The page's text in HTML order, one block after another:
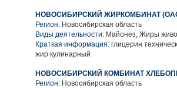
НОВОСИБИРСКИЙ ЖИРКОМБИНАТ
Регион: Новосибирская область
Виды деятельности: Майонез, Жиры
Краткая информация: глицерин
жир кулинарный
НОВОСИБИРСКИЙ КОМБИНАТ
Регион: Новосибирская область